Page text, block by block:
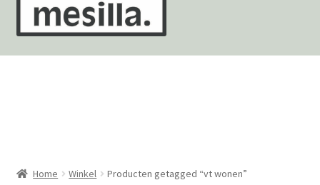
Wandtegels
Mozaïekvellen
Home Winkel Producten getagged “vt wonen”